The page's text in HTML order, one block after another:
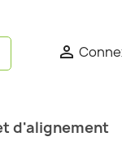

d'alignement